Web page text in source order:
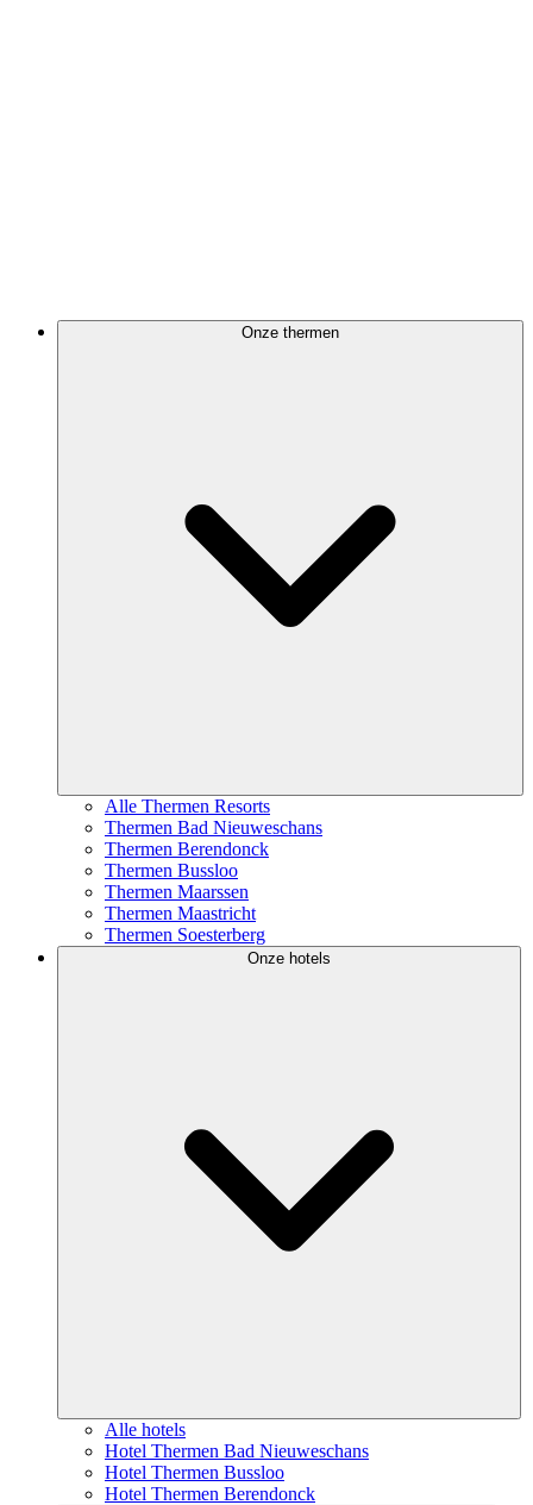
Onze thermen
Alle Thermen Resorts
Thermen Bad Nieuweschans
Thermen Berendonck
Thermen Bussloo
Thermen Maarssen
Thermen Maastricht
Thermen Soesterberg
Onze hotels
Alle hotels
Hotel Thermen Bad Nieuweschans
Hotel Thermen Bussloo
Hotel Thermen Berendonck